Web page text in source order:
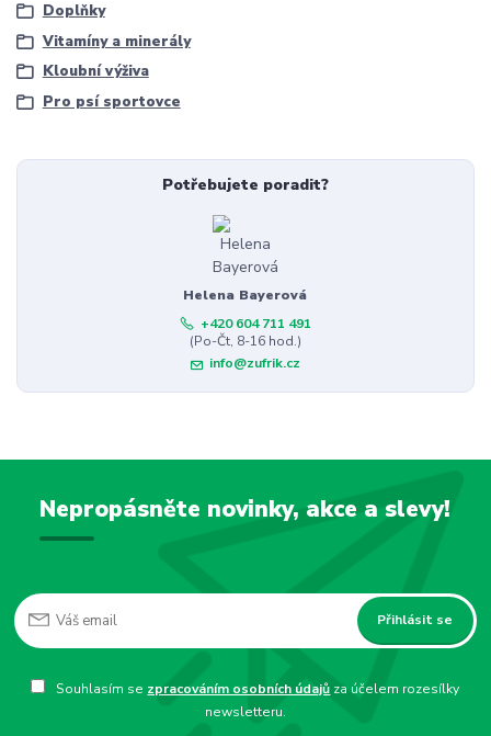
Doplňky
Vitamíny a minerály
Kloubní výživa
Pro psí sportovce
Potřebujete poradit?
Helena Bayerová
+420 604 711 491
(Po-Čt, 8-16 hod.)
info@zufrik.cz
Nepropásněte novinky, akce a slevy!
Přihlásit se
Souhlasím se zpracováním osobních údajů za účelem rozesílky
newsletteru.